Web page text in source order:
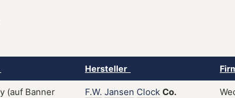
Hersteller
F.W. Jansen Clock Co.